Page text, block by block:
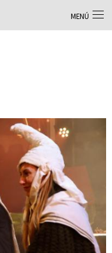
MENÚ